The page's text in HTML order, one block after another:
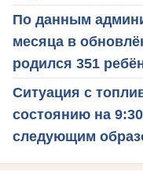
По данным
месяца в
родился 351
Ситуация с
состоянию на
следующим